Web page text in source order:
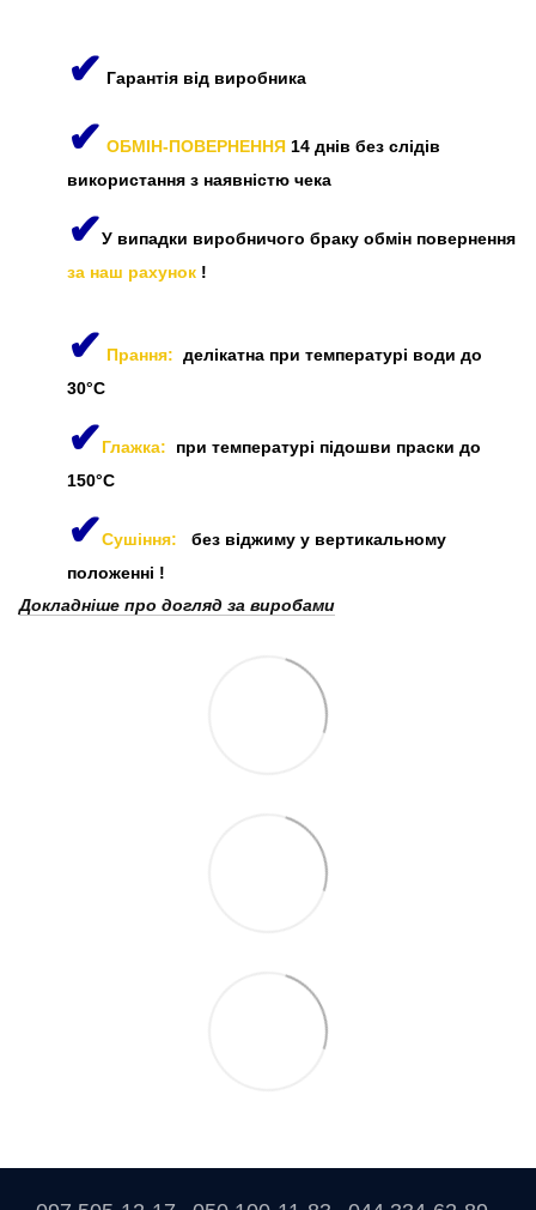
✔ Гарантія від виробника
✔ ОБМІН-ПОВЕРНЕННЯ 14 днів без слідів
використання з наявністю чека
✔У випадки виробничого браку обмін повернення
за наш рахунок !
✔ Прання: делікатна при температурі води до
30°C
✔Глажка: при температурі підошви праски до
150°C
✔Сушіння:
без віджиму у вертикальному
положенні !
Докладніше про догляд за виробами